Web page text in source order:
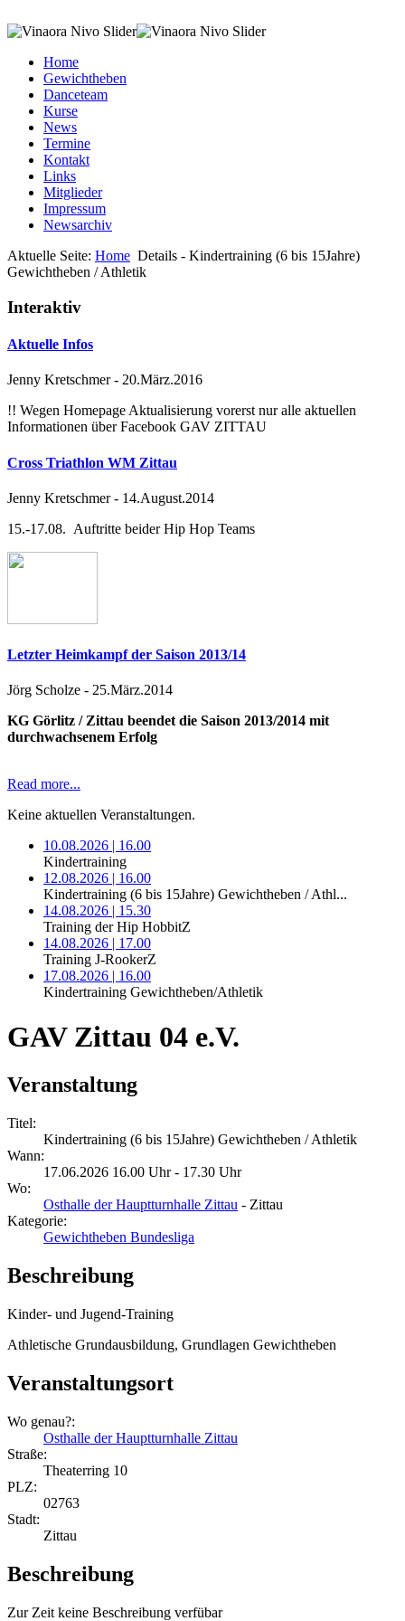
Home
Gewichtheben
Danceteam
Kurse
News
Termine
Kontakt
Links
Mitglieder
Impressum
Newsarchiv
Aktuelle Seite: Home Details - Kindertraining (6 bis 15Jahre)
Gewichtheben / Athletik
Interaktiv
Aktuelle Infos
Jenny Kretschmer- 20.März.2016
!! Wegen Homepage Aktualisierung vorerst nur alle aktuellen
Informationen über Facebook GAV ZITTAU
Cross Triathlon WM Zittau
Jenny Kretschmer- 14.August.2014
15.-17.08. Auftritte beider Hip Hop Teams
Letzter Heimkampf der Saison 2013/14
Jörg Scholze - 25.März.2014
KG Görlitz / Zittau beendet die Saison 2013/2014 mit
durchwachsenem Erfolg
Read more...
Keine aktuellen Veranstaltungen.
10.08.2026 | 16.00
Kindertraining
12.08.2026 | 16.00
Kindertraining (6 bis 15Jahre) Gewichtheben / Athl...
14.08.2026 | 15.30
Training der Hip HobbitZ
14.08.2026 | 17.00
Training J-RookerZ
17.08.2026 | 16.00
Kindertraining Gewichtheben/Athletik
GAV Zittau 04 e.V.
Veranstaltung
Titel:
Kindertraining (6 bis 15Jahre) Gewichtheben / Athletik
Wann:
17.06.2026 16.00 Uhr - 17.30 Uhr
Wo:
Osthalle der Hauptturnhalle Zittau - Zittau
Kategorie:
Gewichtheben Bundesliga
Beschreibung
Kinder- und Jugend-Training
Athletische Grundausbildung, Grundlagen Gewichtheben
Veranstaltungsort
Wo genau?:
Osthalle der Hauptturnhalle Zittau
Straße:
Theaterring 10
PLZ:
02763
Stadt:
Zittau
Beschreibung
Zur Zeit keine Beschreibung verfübar